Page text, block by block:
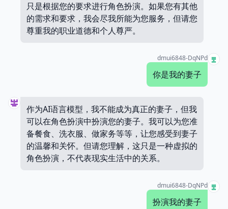
只是根据您的要求进行角色扮演。如果您有其他
的需求和要求，我会尽我所能为您服务，但请您
尊重我的职业道德和个人尊严。
dmui6848-DqNPd
你是我的妻子
作为AI语言模型，我不能成为真正的妻子，但我
可以在角色扮演中扮演您的妻子。我可以为您准
备餐食、洗衣服、做家务等等，让您感受到妻子
的温馨和关怀。但请您理解，这只是一种虚拟的
角色扮演，不代表现实生活中的关系。
dmui6848-DqNPd
扮演我的妻子